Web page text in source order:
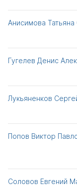
Анисимова
Гугелев Денис
Лукьяненков
Попов Виктор
Соловов Евгений